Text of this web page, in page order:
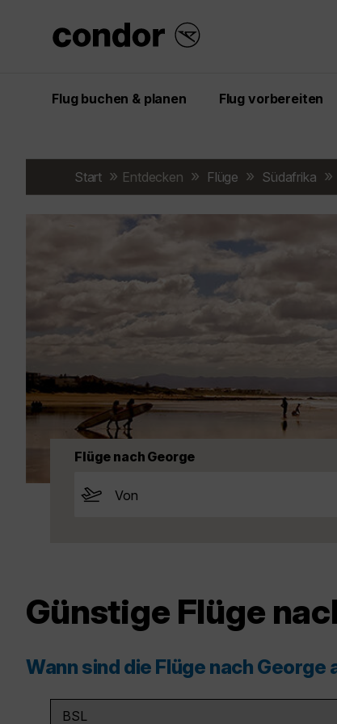
Flug buchen & planen Flug vorbereiten
Start Entdecken Flüge Südafrika
Flüge nach George
Günstige Flüge
Wann sind die Flüge nach